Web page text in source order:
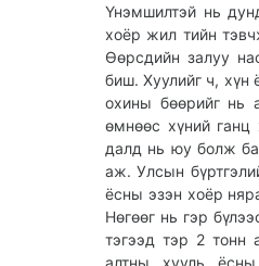
Үнэмшилтэй нь
хоёр жил тийн
Өөрсдийн залуу
биш. Хуулийг ч, хүн
охины бөөрийг нь
өмнөөс хүний ганц
далд нь юу болж
аж. Улсын
ёсны эзэн хоёр
Нөгөөг нь гэр
тэгээд тэр 2 тонн
алтны хууль